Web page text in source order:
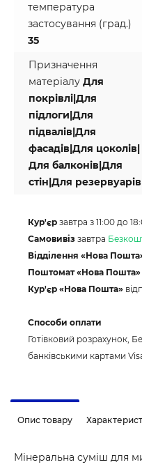
температура
застосування (град.)
35
Призначення
матеріалу Для
покрівлі|Для
підлоги|Для
підвалів|Для
фасадів|Для цоколів|
Для балконів|Для
стін|Для резервуарів
Кур'єр завтра з 11:00 до
Самовивіз завтра
Відділення «Нова
Поштомат «Нова Пошта»
Кур'єр «Нова Пошта»
Способи оплати
Готівковий розрахунок,
банківськими картами
Опис товару
Мінеральна суміш для